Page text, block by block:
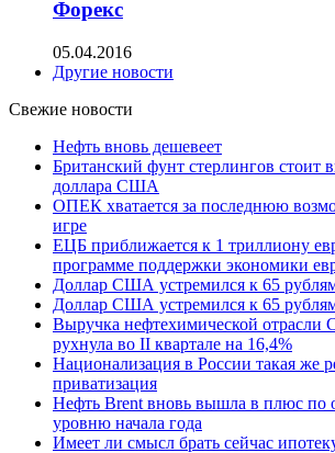
Форекс
05.04.2016
Другие новости
Свежие новости
Нефть вновь дешевеет
Британский фунт стерлингов стоит
доллара США
ОПЕК хватается за последнюю
игре
ЕЦБ приближается к 1 триллиону
программе поддержки экономики
Доллар США устремился к 65
Доллар США устремился к 65
Выручка нефтехимической отрасли
рухнула во II квартале на 16,4%
Национализация в России такая же
приватизация
Нефть Brent вновь вышла в плюс по
уровню начала года
Имеет ли смысл брать сейчас